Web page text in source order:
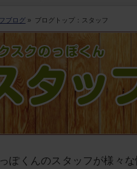
ブログ » ブログトップ：スタッフ
ぽくんのスタッフが様々